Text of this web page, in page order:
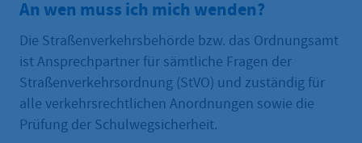
An wen muss ich mich wenden?
Die Straßenverkehrsbehörde bzw. das Ordnungsamt
ist Ansprechpartner für sämtliche Fragen der
Straßenverkehrsordnung (StVO) und zuständig für
alle verkehrsrechtlichen Anordnungen sowie die
Prüfung der Schulwegsicherheit.